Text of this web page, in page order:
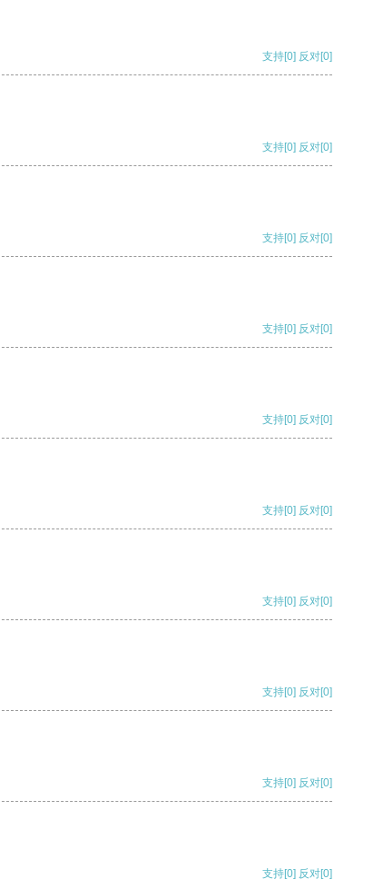
支持[0] 反对[0]
支持[0] 反对[0]
支持[0] 反对[0]
支持[0] 反对[0]
支持[0] 反对[0]
支持[0] 反对[0]
支持[0] 反对[0]
支持[0] 反对[0]
支持[0] 反对[0]
支持[0] 反对[0]